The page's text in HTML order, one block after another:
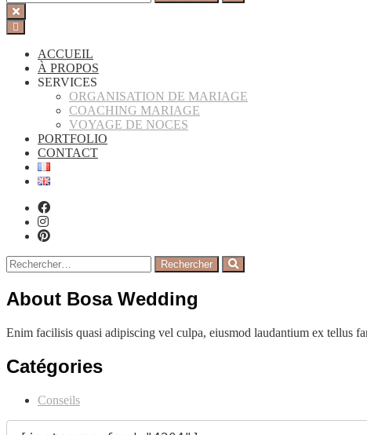
ACCUEIL
À PROPOS
SERVICES
ORGANISATION DE MARIAGE
COACHING MARIAGE
VOYAGE DE NOCES
PORTFOLIO
CONTACT
Rechercher :
About Bosa Wedding
Enim facilisis quasi adipiscing vel culpa, eiusmod laudantium ex tellus
Catégories
Conseils